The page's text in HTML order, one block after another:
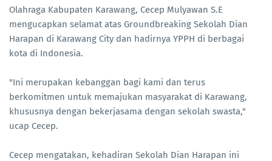
Olahraga Kabupaten Karawang, Cecep Mulyawan S.E
mengucapkan selamat atas Groundbreaking Sekolah Dian
Harapan di Karawang City dan hadirnya YPPH di berbagai
kota di Indonesia.
"Ini merupakan kebanggan bagi kami dan terus
berkomitmen untuk memajukan masyarakat di Karawang,
khususnya dengan bekerjasama dengan sekolah swasta,"
ucap Cecep.
Cecep mengatakan, kehadiran Sekolah Dian Harapan ini